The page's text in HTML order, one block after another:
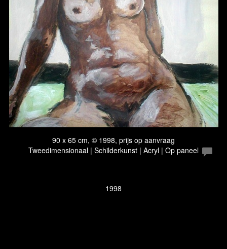
90 x 65 cm, © 1998, prijs op aanvraag
Tweedimensionaal | Schilderkunst | Acryl | Op paneel
1998